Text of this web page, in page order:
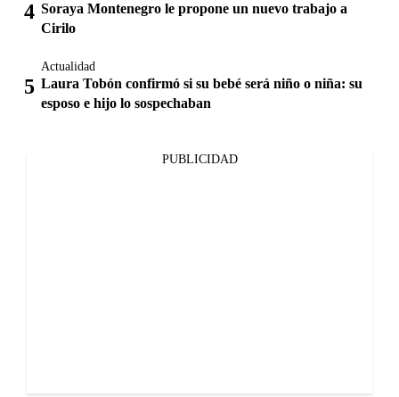
Soraya Montenegro le propone un nuevo trabajo a
Cirilo
Actualidad
Laura Tobón confirmó si su bebé será niño o niña: su
esposo e hijo lo sospechaban
PUBLICIDAD